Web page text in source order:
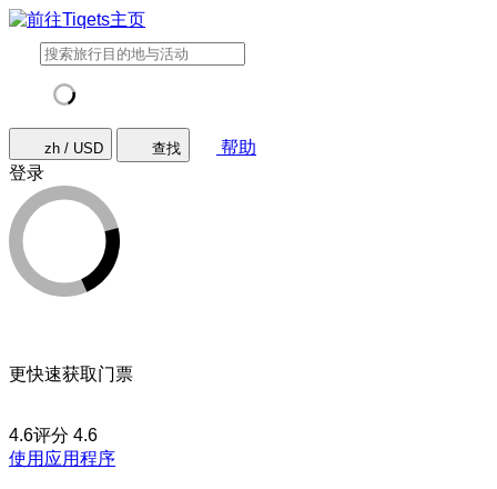
zh / USD 查找
帮助
登录
更快速获取门票
4.6评分 4.6
使用应用程序